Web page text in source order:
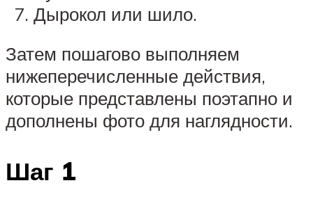
Дырокол или шило.
Затем пошагово выполняем
нижеперечисленные действия,
которые представлены поэтапно и
дополнены фото для наглядности.
Шаг 1